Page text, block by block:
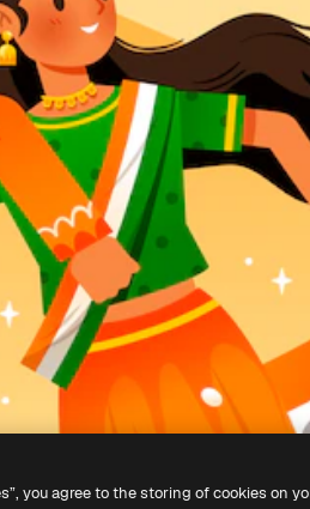
you agree to the storing of cookies on